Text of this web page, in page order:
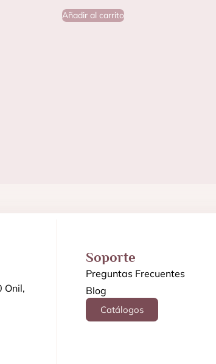
Añadir al carrito
Onil,
Soporte
Preguntas Frecuentes
Blog
Catálogos